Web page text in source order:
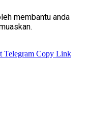
membantu anda
Telegram Copy Link